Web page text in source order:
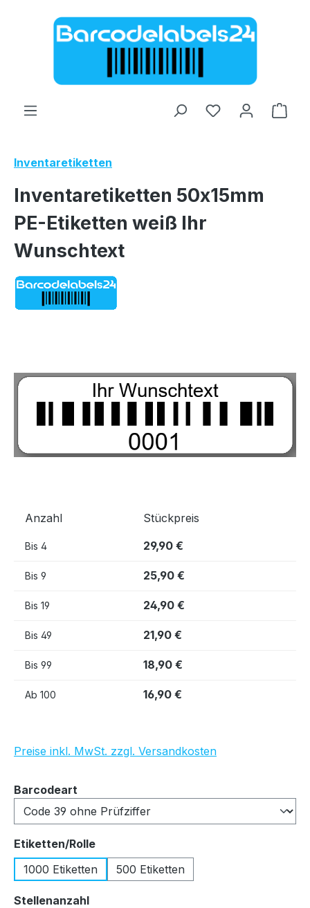
Zum Hauptinhalt springen
Inventaretiketten
Inventaretiketten 50x15mm
PE-Etiketten weiß Ihr
Wunschtext
Anzahl Stückpreis
Bis 4 29,90 €
Bis 9 25,90 €
Bis 19 24,90 €
Bis 49 21,90 €
Bis 99 18,90 €
Ab 100 16,90 €
Preise inkl. MwSt. zzgl. Versandkosten
Barcodeart
Etiketten/Rolleauswählen
1000 Etiketten
500 Etiketten
Stellenanzahlauswählen